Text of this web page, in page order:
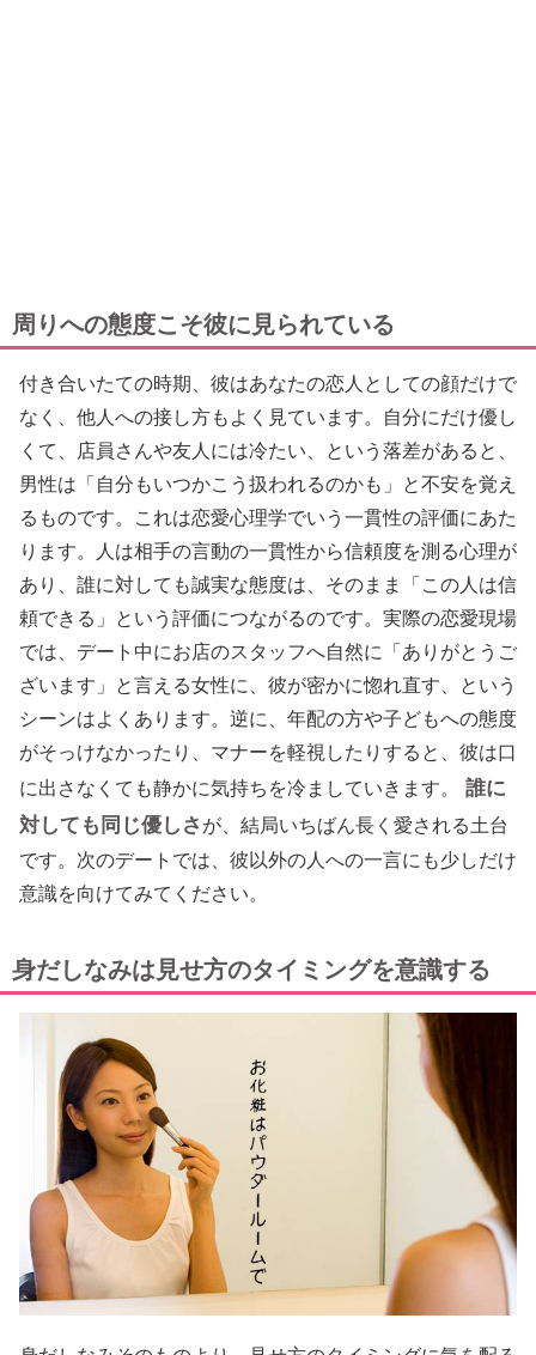
周りへの態度こそ彼に見られている
付き合いたての時期、彼はあなたの恋人としての顔だけで
なく、他人への接し方もよく見ています。自分にだけ優し
くて、店員さんや友人には冷たい、という落差があると、
男性は「自分もいつかこう扱われるのかも」と不安を覚え
るものです。これは恋愛心理学でいう一貫性の評価にあた
ります。人は相手の言動の一貫性から信頼度を測る心理が
あり、誰に対しても誠実な態度は、そのまま「この人は信
頼できる」という評価につながるのです。実際の恋愛現場
では、デート中にお店のスタッフへ自然に「ありがとうご
ざいます」と言える女性に、彼が密かに惚れ直す、という
シーンはよくあります。逆に、年配の方や子どもへの態度
がそっけなかったり、マナーを軽視したりすると、彼は口
に出さなくても静かに気持ちを冷ましていきます。
誰に
対しても同じ優しさ が、結局いちばん長く愛される土台
です。次のデートでは、彼以外の人への一言にも少しだけ
意識を向けてみてください。
身だしなみは見せ方のタイミングを意識する